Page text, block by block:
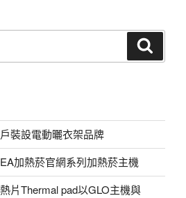
裝設電動曬衣架品牌
加熱菸官網系列加熱菸主機
片Thermal pad以GLO主機與